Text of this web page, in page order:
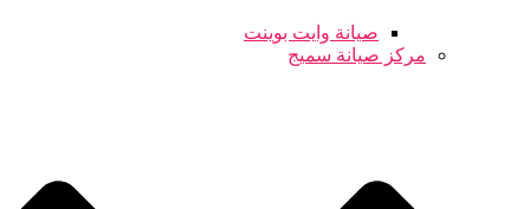
صيانة وايت بوينت
مركز صيانة سميج